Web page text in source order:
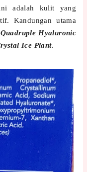
adalah kulit yang
Kandungan utama
Quadruple Hyaluronic
Ice Plant.